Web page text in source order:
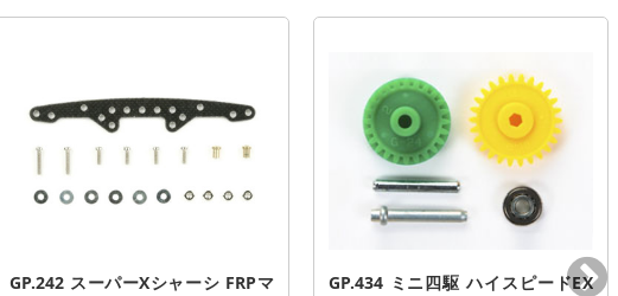
GP.242 スーパーXシャーシ FRPマ
GP.434 ミニ四駆 ハイスピードEX